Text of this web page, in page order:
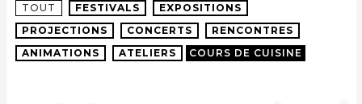
TOUT FESTIVALS
EXPOSITIONS
PROJECTIONS
CONCERTS
RENCONTRES
ANIMATIONS
ATELIERS COURS DE CUISINE